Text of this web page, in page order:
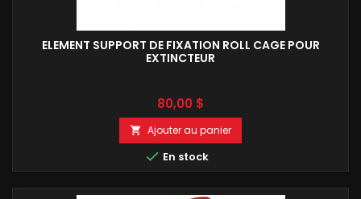
ELEMENT SUPPORT DE FIXATION ROLL CAGE POUR
EXTINCTEUR
Prix
80,00 $
 Ajouter au panier
 En stock